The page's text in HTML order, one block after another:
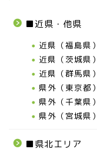
■近県・他県
近県（福島県）
近県（茨城県）
近県（群馬県）
県外（東京都）
県外（千葉県）
県外（宮城県）
■県北エリア